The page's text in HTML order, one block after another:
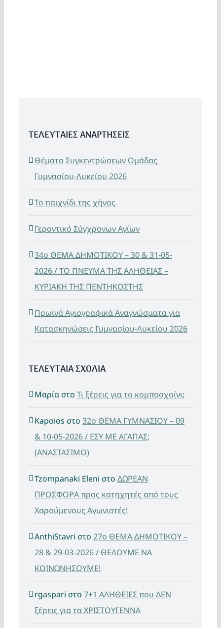
ΤΕΛΕΥΤΑΙΕΣ ΑΝΑΡΤΗΣΕΙΣ
Θέματα Συγκεντρώσεων Ομάδας
Γυμνασίου-Λυκείου 2026
Το παιχνίδι της χήνας
Γεροντικό Σύγχρονων Αγίων
34ο ΘΕΜΑ ΔΗΜΟΤΙΚΟΥ – 30 & 31-05-
2026 / ΤΟ ΠΝΕΥΜΑ ΤΗΣ ΑΛΗΘΕΙΑΣ –
ΚΥΡΙΑΚΗ ΤΗΣ ΠΕΝΤΗΚΟΣΤΗΣ
Πρωινά Αγιογραφικά Αναγνώσματα για
Κατασκηνώσεις Γυμνασίου-Λυκείου 2026
ΤΕΛΕΥΤΑΙΑ ΣΧΟΛΙΑ
Μαρία στο Τι ξέρεις για το κομποσχοίνι;
Kapoios στο 32ο ΘΕΜΑ ΓΥΜΝΑΣΙΟΥ – 09
& 10-05-2026 / ΕΣΥ ΜΕ ΑΓΑΠΑΣ;
(ΑΝΑΣΤΑΣΙΜΟ)
Tzompanaki Eleni στο ΔΩΡΕΑΝ
ΠΡΟΣΦΟΡΑ προς κατηχητές από τους
Χαρούμενους Αγωνιστές!
AnthiStavri στο 27ο ΘΕΜΑ ΔΗΜΟΤΙΚΟΥ –
28 & 29-03-2026 / ΘΕΛΟΥΜΕ ΝΑ
ΚΟΙΝΩΝΗΣΟΥΜΕ!
rgaspari στο 7+1 ΑΛΗΘΕΙΕΣ που ΔΕΝ
ξέρεις για τα ΧΡΙΣΤΟΥΓΕΝΝΑ